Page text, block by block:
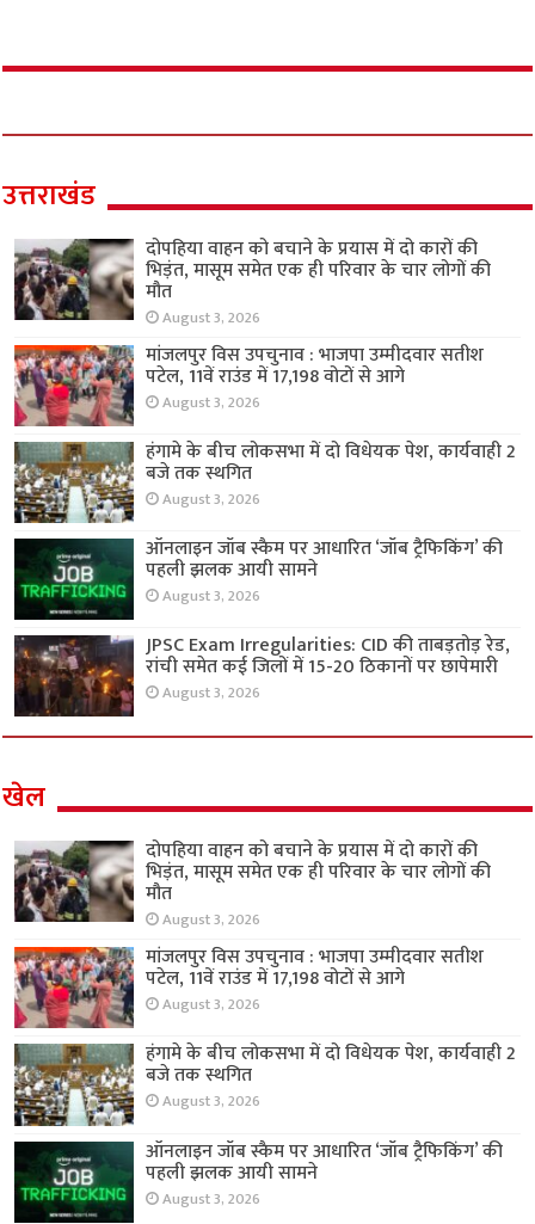
उत्तराखंड
दोपहिया वाहन को बचाने के प्रयास में दो कारों की
भिड़ंत, मासूम समेत एक ही परिवार के चार लोगों की
मौत
August 3, 2026
मांजलपुर विस उपचुनाव : भाजपा उम्मीदवार सतीश
पटेल, 11वें राउंड में 17,198 वोटों से आगे
August 3, 2026
हंगामे के बीच लोकसभा में दो विधेयक पेश, कार्यवाही 2
बजे तक स्थगित
August 3, 2026
ऑनलाइन जॉब स्कैम पर आधारित ‘जॉब ट्रैफिकिंग’ की
पहली झलक आयी सामने
August 3, 2026
JPSC Exam Irregularities: CID की ताबड़तोड़ रेड,
रांची समेत कई जिलों में 15-20 ठिकानों पर छापेमारी
August 3, 2026
खेल
दोपहिया वाहन को बचाने के प्रयास में दो कारों की
भिड़ंत, मासूम समेत एक ही परिवार के चार लोगों की
मौत
August 3, 2026
मांजलपुर विस उपचुनाव : भाजपा उम्मीदवार सतीश
पटेल, 11वें राउंड में 17,198 वोटों से आगे
August 3, 2026
हंगामे के बीच लोकसभा में दो विधेयक पेश, कार्यवाही 2
बजे तक स्थगित
August 3, 2026
ऑनलाइन जॉब स्कैम पर आधारित ‘जॉब ट्रैफिकिंग’ की
पहली झलक आयी सामने
August 3, 2026